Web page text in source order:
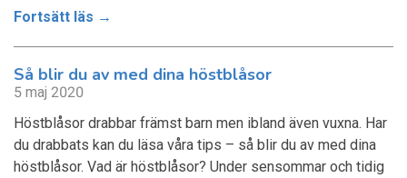
Fortsätt läs →
Så blir du av med dina höstblåsor
5 maj 2020
Höstblåsor drabbar främst barn men ibland även vuxna. Har
du drabbats kan du läsa våra tips – så blir du av med dina
höstblåsor. Vad är höstblåsor? Under sensommar och tidig